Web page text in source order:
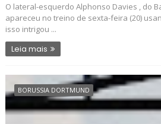
O lateral-esquerdo Alphonso Davies , do
apareceu no treino de sexta-feira (20)
isso intrigou ...
Leia mais
BORUSSIA DORTMUND